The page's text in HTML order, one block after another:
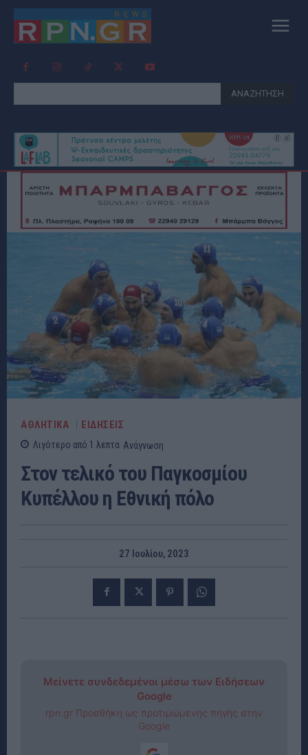
ΑΝΑΖΗΤΗΣΗ
ΑΘΛΗΤΙΚΑ ΕΙΔΗΣΕΙΣ
Λιγότερο από 1 λεπτα Ανάγνωση
Στον τελικό του Παγκοσμίου
Κυπέλλου η Εθνική πόλο
27 Ιουλίου, 2023
Μείνετε συνδεδεμένοι μέσω των Ειδήσεων
Google
rpn.gr Προσθήκη ως προτιμώμενης πηγής στην
Google